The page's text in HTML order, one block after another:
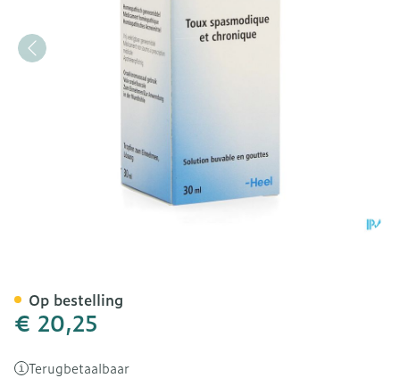
€ 20,25
Terugbetaalbaar
Op bestelling